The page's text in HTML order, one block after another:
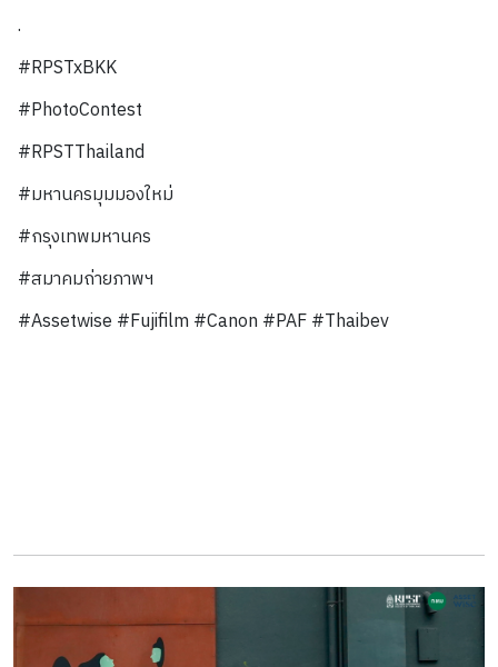
.
#RPSTxBKK
#PhotoContest
#RPSTThailand
#มหานครมุมมองใหม่
#กรุงเทพมหานคร
#สมาคมถ่ายภาพฯ
#Assetwise #Fujifilm #Canon #PAF #Thaibev